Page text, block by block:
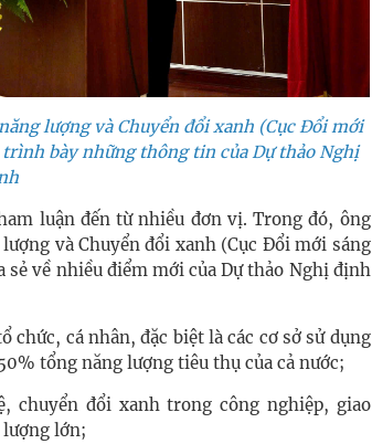
lượng và Chuyển đổi xanh (Cục Đổi mới
bày những thông tin của Dự thảo Nghị
luận đến từ nhiều đơn vị. Trong đó, ông
và Chuyển đổi xanh (Cục Đổi mới sáng
sẻ về nhiều điểm mới của Dự thảo Nghị định
cá nhân, đặc biệt là các cơ sở sử dụng
tổng năng lượng tiêu thụ của cả nước;
chuyển đổi xanh trong công nghiệp, giao
lớn;